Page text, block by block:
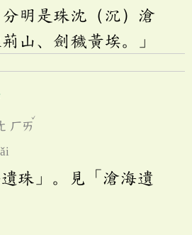
明是珠沈（沉）滄
山、劍穢黃埃。」
ㄏㄞ
ˇ
珠」。見「滄海遺